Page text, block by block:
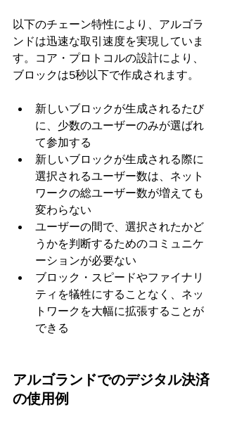
以下のチェーン特性により、アルゴラ
ンドは迅速な取引速度を実現していま
す。コア・プロトコルの設計により、
ブロックは5秒以下で作成されます。
新しいブロックが生成されるたび
に、少数のユーザーのみが選ばれ
て参加する
新しいブロックが生成される際に
選択されるユーザー数は、ネット
ワークの総ユーザー数が増えても
変わらない
ユーザーの間で、選択されたかど
うかを判断するためのコミュニケ
ーションが必要ない
ブロック・スピードやファイナリ
ティを犠牲にすることなく、ネッ
トワークを大幅に拡張することが
できる
アルゴランドでのデジタル決済
の使用例